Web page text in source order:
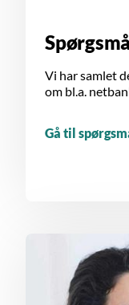
Vi har samlet
om bl.a.
Gå til